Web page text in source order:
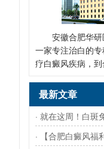
安徽合肥华
一家专注治白的
疗白癜风疾病，
最新文章
· 就在这周！白斑
· 【合肥白癜风福